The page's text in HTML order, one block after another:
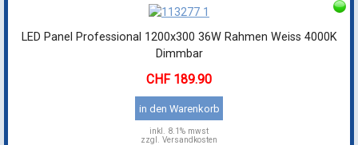
LED Panel Professional 1200x300 36W Rahmen Weiss 4000K
Dimmbar
189.90
in den Warenkorb
inkl. 8.1% mwst
zzgl. Versandkosten